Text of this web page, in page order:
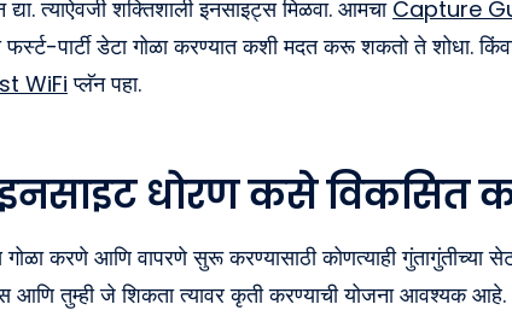
द्या. त्याऐवजी शक्तिशाली इनसाइट्स मिळवा. आमचा Capture
पार्टी डेटा गोळा करण्यात कशी मदत करू शकतो ते शोधा.
WiFi प्लॅन पहा.
धोरण कसे विकसित
करणे आणि वापरणे सुरू करण्यासाठी कोणत्याही गुंतागुंतीच्या
आणि तुम्ही जे शिकता त्यावर कृती करण्याची योजना आवश्यक आहे.